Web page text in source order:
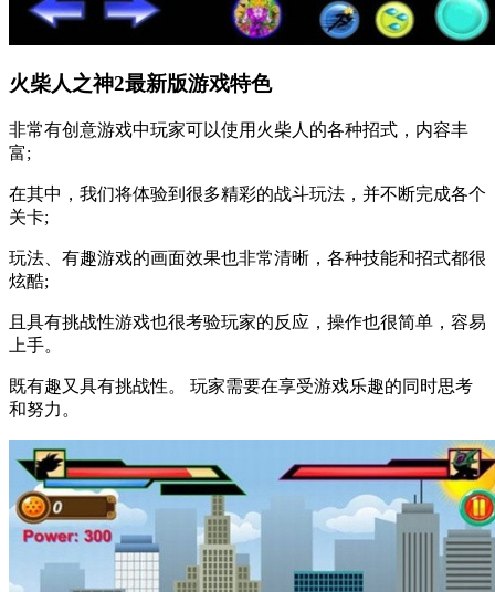
火柴人之神2最新版游戏特色
非常有创意游戏中玩家可以使用火柴人的各种招式，内容丰
富;
在其中，我们将体验到很多精彩的战斗玩法，并不断完成各个
关卡;
玩法、有趣游戏的画面效果也非常清晰，各种技能和招式都很
炫酷;
且具有挑战性游戏也很考验玩家的反应，操作也很简单，容易
上手。
既有趣又具有挑战性。 玩家需要在享受游戏乐趣的同时思考
和努力。